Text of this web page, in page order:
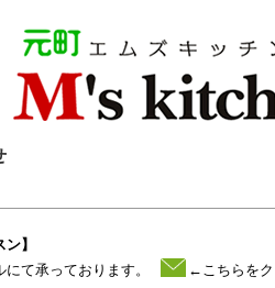
】
て承っております。
←こちらを